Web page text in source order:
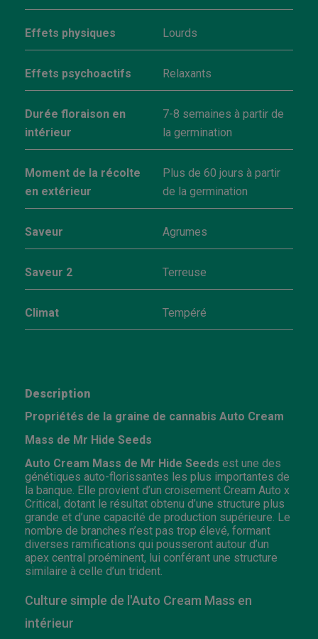
Effets physiques Lourds
Effets psychoactifs Relaxants
Durée floraison en
intérieur
7-8 semaines à partir de
la germination
Moment de la récolte
en extérieur
Plus de 60 jours à partir
de la germination
Saveur Agrumes
Saveur 2 Terreuse
Climat Tempéré
Description
Propriétés de la graine de cannabis Auto Cream
Mass de Mr Hide Seeds
Auto Cream Mass de Mr Hide Seeds est une des
génétiques auto-florissantes les plus importantes de
la banque. Elle provient d’un croisement Cream Auto x
Critical, dotant le résultat obtenu d’une structure plus
grande et d’une capacité de production supérieure. Le
nombre de branches n’est pas trop élevé, formant
diverses ramifications qui pousseront autour d’un
apex central proéminent, lui conférant une structure
similaire à celle d’un trident.
Culture simple de l'Auto Cream Mass en
intérieur